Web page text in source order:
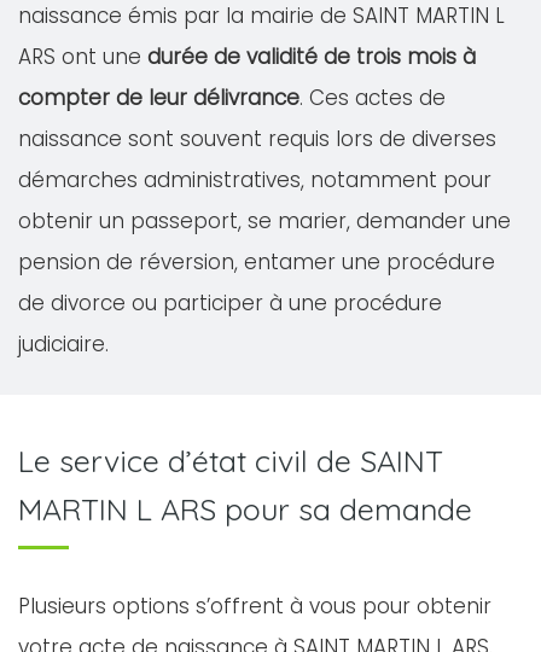
naissance émis par la mairie de SAINT MARTIN L
ARS ont une durée de validité de trois mois à
compter de leur délivrance. Ces actes de
naissance sont souvent requis lors de diverses
démarches administratives, notamment pour
obtenir un passeport, se marier, demander une
pension de réversion, entamer une procédure
de divorce ou participer à une procédure
judiciaire.
Le service d’état civil de SAINT
MARTIN L ARS pour sa demande
Plusieurs options s’offrent à vous pour obtenir